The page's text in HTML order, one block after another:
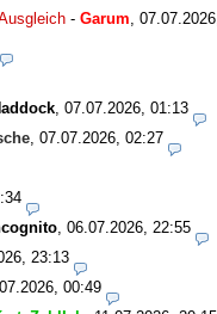
- Garum
07.07.2026, 01:13
07.07.2026, 02:27
06.07.2026, 22:55
23:13
00:49